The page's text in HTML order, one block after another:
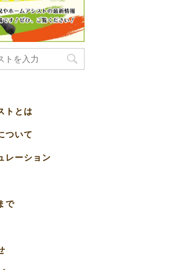
トとは
ついて
レーション
で